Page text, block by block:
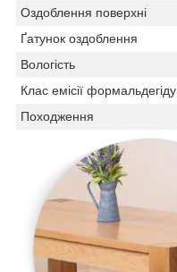
Оздоблення поверхні
Ґатунок оздоблення
Вологість
Клас емісії формальдегіду
Походження